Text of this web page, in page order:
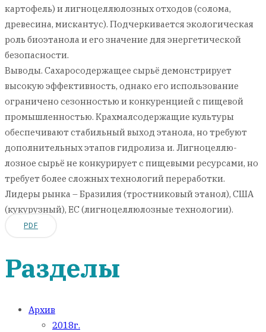
картофель) и лигноцеллюлозных отходов (солома,
древесина, мискантус). Подчеркивается экологическая
роль биоэтанола и его значение для энергетической
безопасности.
Выводы. Сахаросодержащее сырьё демонстрирует
высокую эффективность, однако его использование
ограничено сезонностью и конкуренцией с пищевой
промышленностью. Крахмалсодержащие культуры
обеспечивают стабильный выход этанола, но требуют
дополнительных этапов гидролиза и. Лигноцеллю-
лозное сырьё не конкурирует с пищевыми ресурсами, но
требует более сложных технологий переработки.
Лидеры рынка – Бразилия (тростниковый этанол), США
(кукурузный), ЕС (лигноцеллюлозные технологии).
PDF
Разделы
Архив
2018г.